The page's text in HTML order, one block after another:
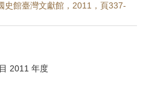
史館臺灣文獻館，2011，頁337-
2011 年度